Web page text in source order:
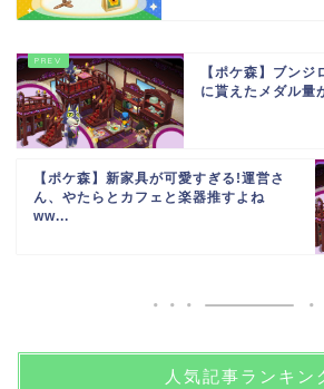
【ポケ森】ブン
に貰えたメダル
【ポケ森】新家具が可愛すぎる!運営さ
ん、やたらとカフェと楽器推すよね
ww...
人気記事ランキン